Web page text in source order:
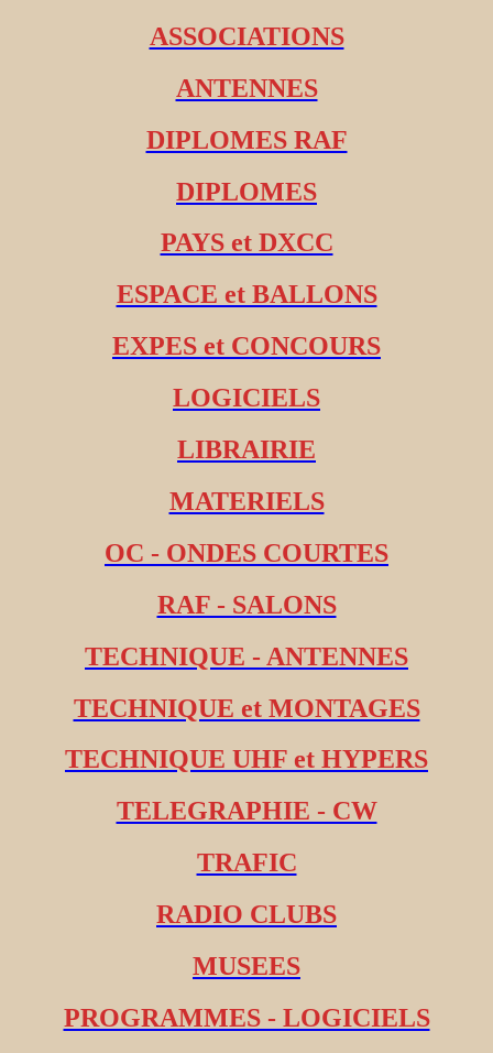
ASSOCIATIONS
ANTENNES
DIPLOMES RAF
DIPLOMES
PAYS et DXCC
ESPACE et BALLONS
EXPES et CONCOURS
LOGICIELS
LIBRAIRIE
MATERIELS
OC - ONDES COURTES
RAF - SALONS
TECHNIQUE - ANTENNES
TECHNIQUE et MONTAGES
TECHNIQUE UHF et HYPERS
TELEGRAPHIE - CW
TRAFIC
RADIO CLUBS
MUSEES
PROGRAMMES - LOGICIELS